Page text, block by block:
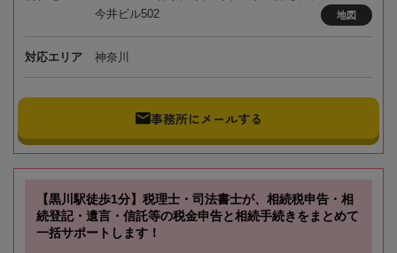
今井ビル502
地図
対応エリア 神奈川
事務所にメールする
【黒川駅徒歩1分】税理士・司法書士が、相続税申告・相
続登記・遺言・信託等の税金申告と相続手続きをまとめて
一括サポートします！